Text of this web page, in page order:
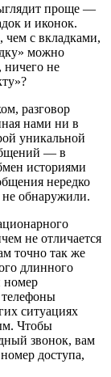
проще —
и иконок.
чем с вкладками,
можно
ничего не
разговор
нами ни в
уникальной
— в
историями
нередко
обнаружили.
не отличается
точно так же
длинного
номер
ситуациях
Чтобы
звонок, вам
доступа,